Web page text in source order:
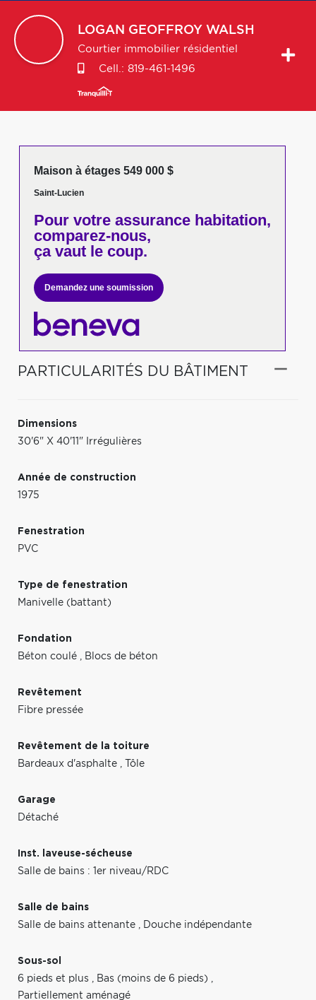
LOGAN GEOFFROY WALSH
Courtier immobilier résidentiel
Cell.: 819-461-1496
Maison à étages 549 000 $
Saint-Lucien
Pour votreassurance habitation,
comparez-nous,
ça vaut le coup.
Demandez une soumission
PARTICULARITÉS DU BÂTIMENT
Dimensions
30'6" X 40'11" Irrégulières
Année de construction
1975
Fenestration
PVC
Type de fenestration
Manivelle (battant)
Fondation
Béton coulé , Blocs de béton
Revêtement
Fibre pressée
Revêtement de la toiture
Bardeaux d'asphalte , Tôle
Garage
Détaché
Inst. laveuse-sécheuse
Salle de bains : 1er niveau/RDC
Salle de bains
Salle de bains attenante , Douche indépendante
Sous-sol
6 pieds et plus , Bas (moins de 6 pieds) ,
Partiellement aménagé